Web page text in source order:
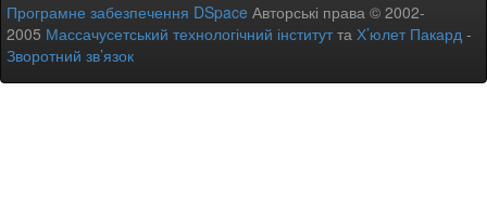
Програмне забезпечення DSpace Авторські права © 2002-
2005 Массачусетський технологічний інститутта Х’юлет Пакард -
Зворотний зв’язок